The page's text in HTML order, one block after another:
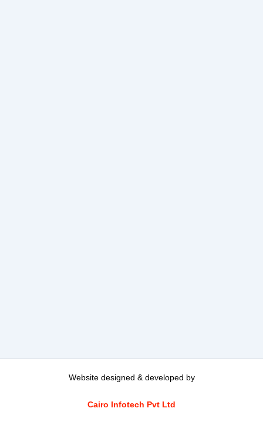
Website designed & developed by
Cairo Infotech Pvt Ltd